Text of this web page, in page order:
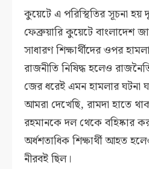
কুয়েটে এ পরিস্থিতির সূচনা
ফেব্রুয়ারি কুয়েটে বাংলাদেশ
সাধারণ শিক্ষার্থীদের ওপর
রাজনীতি নিষিদ্ধ হলেও
জের ধরেই এমন হামলার ঘটনা
আমরা দেখেছি, রামদা হাতে
রহমানকে দল থেকে বহিষ্কার
অর্ধশতাধিক শিক্ষার্থী আহত
নীরবই ছিল।